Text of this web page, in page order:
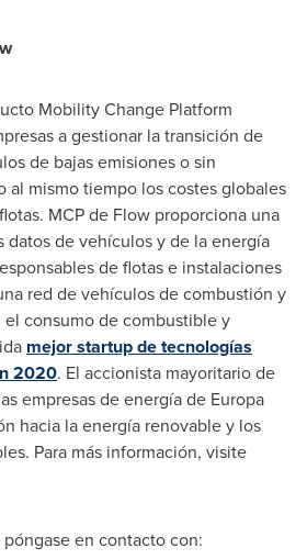
Mobility Change Platform
a gestionar la transición de
de bajas emisiones o sin
al mismo tiempo los costes globales
MCP de Flow proporciona una
datos de vehículos y de la energía
de flotas e instalaciones
red de vehículos de combustión y
consumo de combustible y
mejor startup de tecnologías
2020. El accionista mayoritario de
empresas de energía de Europa
hacia la energía renovable y los
Para más información, visite
en contacto con: